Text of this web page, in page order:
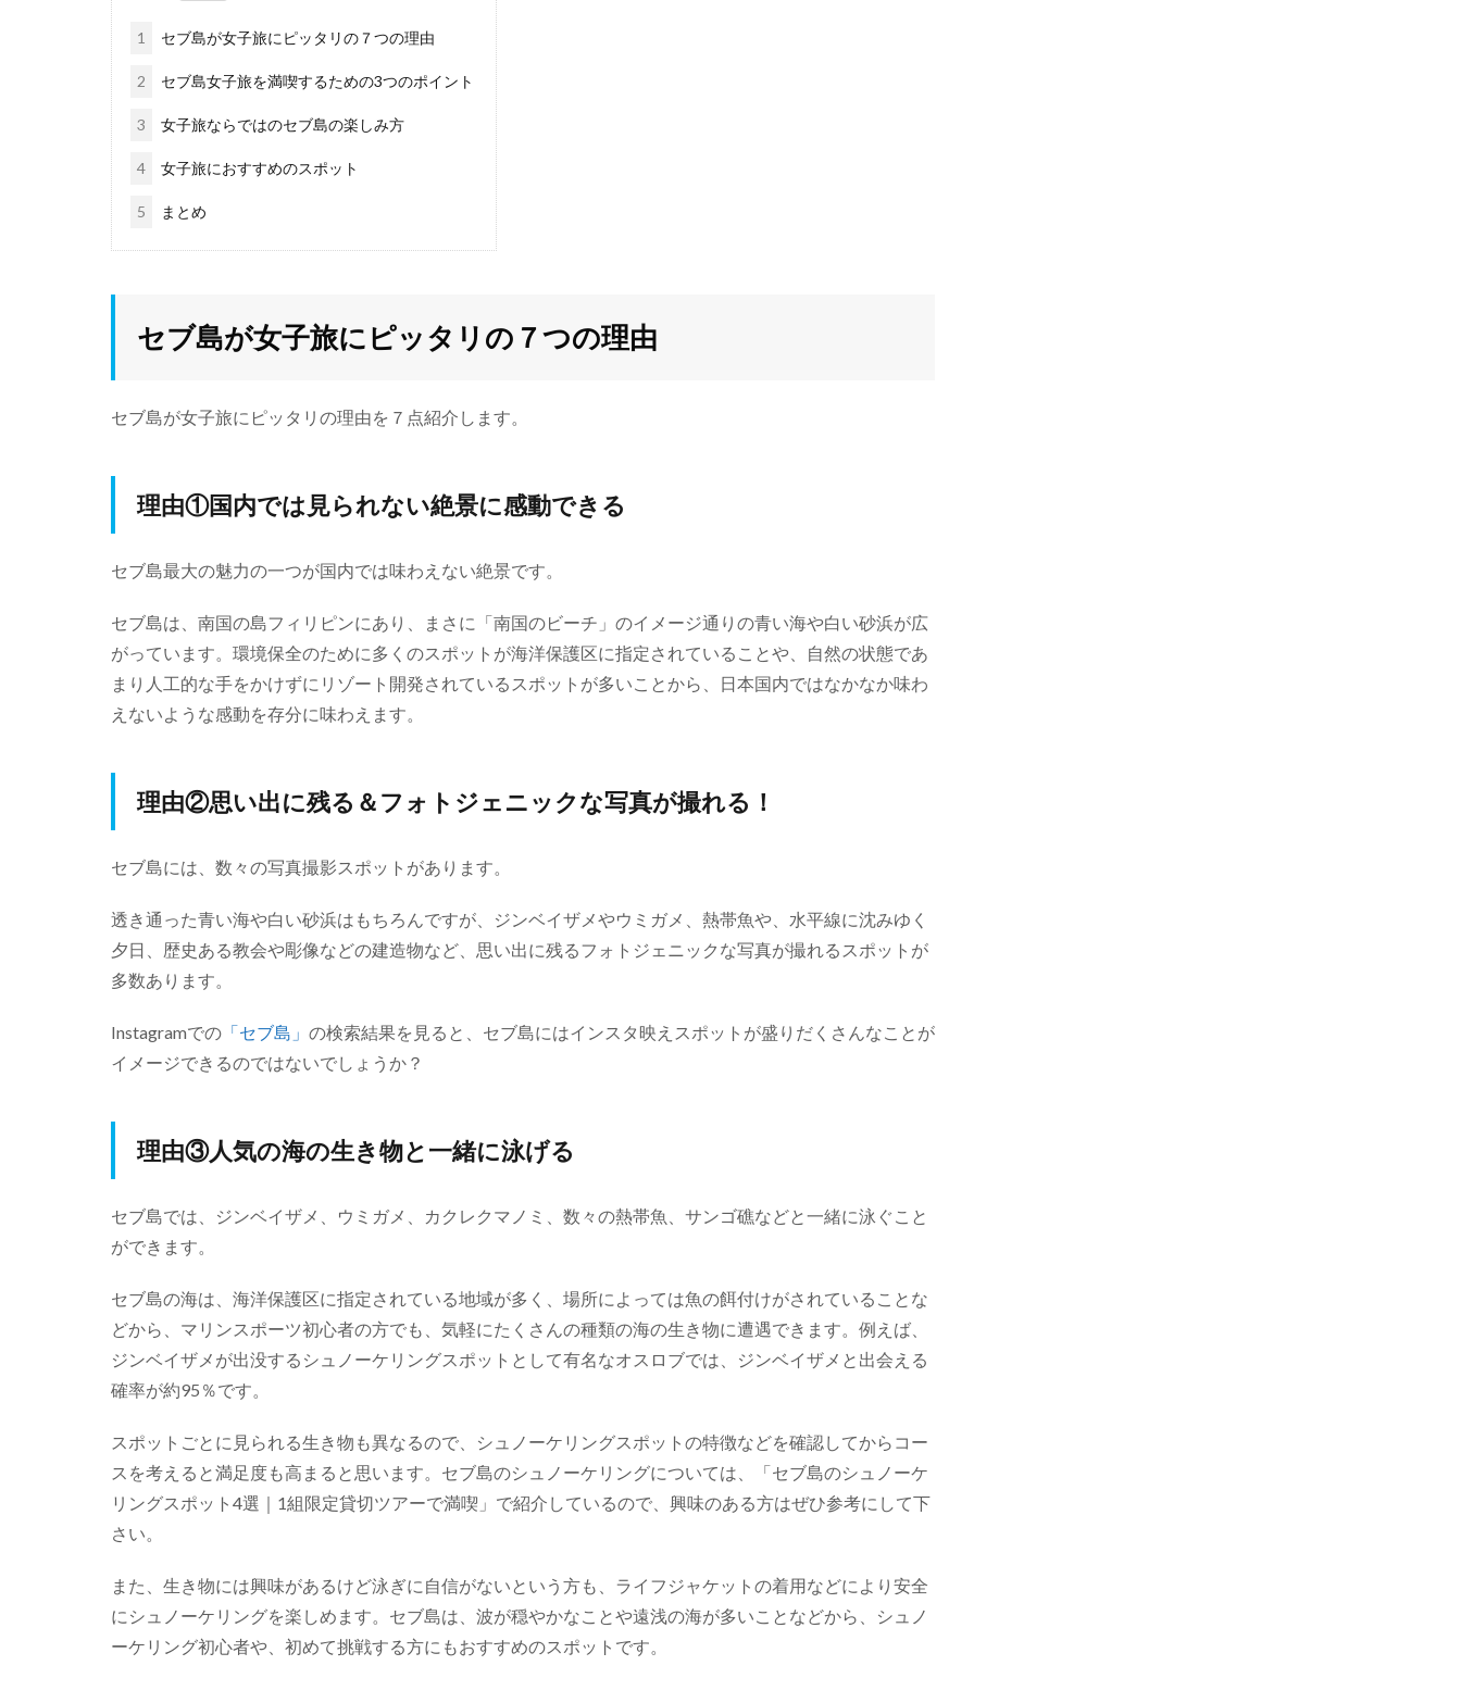
1 セブ島が女子旅にピッタリの７つの理由
2 セブ島女子旅を満喫するための3つのポイント
3 女子旅ならではのセブ島の楽しみ方
4 女子旅におすすめのスポット
5 まとめ
セブ島が女子旅にピッタリの７つの理由
セブ島が女子旅にピッタリの理由を７点紹介します。
理由①国内では見られない絶景に感動できる
セブ島最大の魅力の一つが国内では味わえない絶景です。
セブ島は、南国の島フィリピンにあり、まさに「南国のビーチ」のイメージ通りの青い海や白い砂浜が広
がっています。環境保全のために多くのスポットが海洋保護区に指定されていることや、自然の状態であ
まり人工的な手をかけずにリゾート開発されているスポットが多いことから、日本国内ではなかなか味わ
えないような感動を存分に味わえます。
理由②思い出に残る＆フォトジェニックな写真が撮れる！
セブ島には、数々の写真撮影スポットがあります。
透き通った青い海や白い砂浜はもちろんですが、ジンベイザメやウミガメ、熱帯魚や、水平線に沈みゆく
夕日、歴史ある教会や彫像などの建造物など、思い出に残るフォトジェニックな写真が撮れるスポットが
多数あります。
Instagramでの 「セブ島」 の検索結果を見ると、セブ島にはインスタ映えスポットが盛りだくさんなことが
イメージできるのではないでしょうか？
理由③人気の海の生き物と一緒に泳げる
セブ島では、ジンベイザメ、ウミガメ、カクレクマノミ、数々の熱帯魚、サンゴ礁などと一緒に泳ぐこと
ができます。
セブ島の海は、海洋保護区に指定されている地域が多く、場所によっては魚の餌付けがされていることな
どから、マリンスポーツ初心者の方でも、気軽にたくさんの種類の海の生き物に遭遇できます。例えば、
ジンベイザメが出没するシュノーケリングスポットとして有名なオスロブでは、ジンベイザメと出会える
確率が約95％です。
スポットごとに見られる生き物も異なるので、シュノーケリングスポットの特徴などを確認してからコー
スを考えると満足度も高まると思います。セブ島のシュノーケリングについては、「セブ島のシュノーケ
リングスポット4選｜1組限定貸切ツアーで満喫」で紹介しているので、興味のある方はぜひ参考にして下
さい。
また、生き物には興味があるけど泳ぎに自信がないという方も、ライフジャケットの着用などにより安全
にシュノーケリングを楽しめます。セブ島は、波が穏やかなことや遠浅の海が多いことなどから、シュノ
ーケリング初心者や、初めて挑戦する方にもおすすめのスポットです。